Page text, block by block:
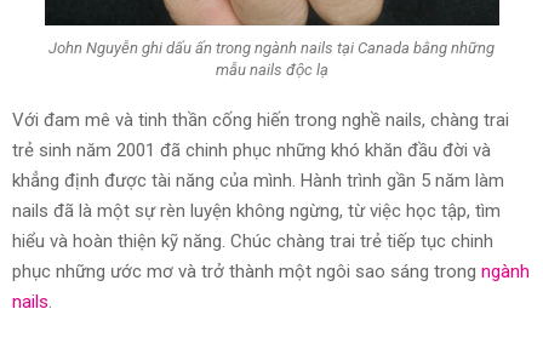
John Nguyễn ghi dấu ấn trong ngành nails tại Canada bằng những
mẫu nails độc lạ
Với đam mê và tinh thần cống hiến trong nghề nails, chàng trai
trẻ sinh năm 2001 đã chinh phục những khó khăn đầu đời và
khẳng định được tài năng của mình. Hành trình gần 5 năm làm
nails đã là một sự rèn luyện không ngừng, từ việc học tập, tìm
hiểu và hoàn thiện kỹ năng. Chúc chàng trai trẻ tiếp tục chinh
phục những ước mơ và trở thành một ngôi sao sáng trong ngành
nails.